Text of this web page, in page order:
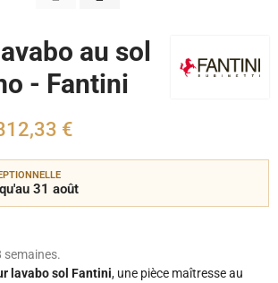
au sol
- Fantini
€
31 août
semaines.
lavabo sol Fantini, une pièce maîtresse au